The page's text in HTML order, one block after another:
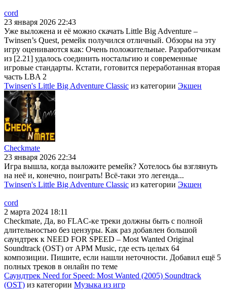
cord
23 января 2026 22:43
Уже выложена и её можно скачать Little Big Adventure –
Twinsen’s Quest, ремейк получился отличный. Обзоры на эту
игру оцениваются как: Очень положительные. Разработчикам
из [2.21] удалось соединить ностальгию и современные
игровые стандарты. Кстати, готовится переработанная вторая
часть LBA 2
Twinsen's Little Big Adventure Classic из категории Экшен
Checkmate
23 января 2026 22:34
Игра вышла, когда выложите ремейк? Хотелось бы взглянуть
на неё и, конечно, поиграть! Всё-таки это легенда...
Twinsen's Little Big Adventure Classic из категории Экшен
cord
2 марта 2024 18:11
Checkmate, Да, во FLAC-ке треки должны быть с полной
длительностью без цензуры. Как раз добавлен большой
саундтрек к NEED FOR SPEED – Most Wanted Original
Soundtrack (OST) от APM Music, где есть целых 64
композиции. Пишите, если нашли неточности. Добавил ещё 5
полных треков в онлайн по теме
Саундтрек Need for Speed: Most Wanted (2005) Soundtrack
(OST) из категории Музыка из игр